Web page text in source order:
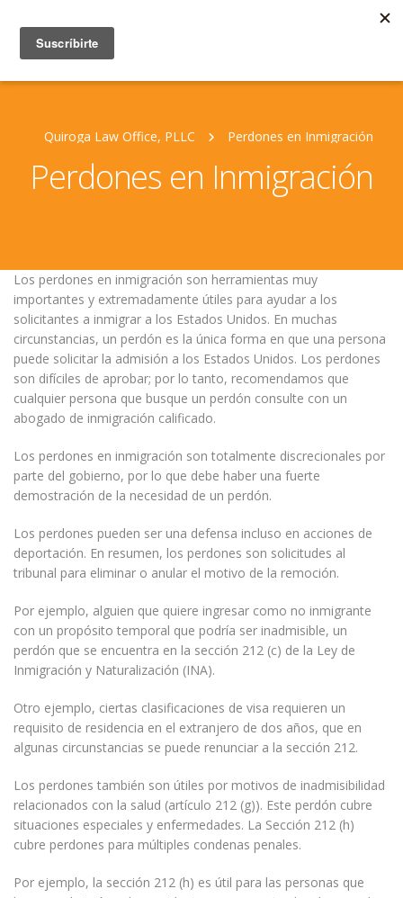
Quiroga Law Office, PLLC Perdones en Inmigración
Perdones en Inmigración
Los perdones en inmigración son herramientas muy
importantes y extremadamente útiles para ayudar a los
solicitantes a inmigrar a los Estados Unidos. En muchas
circunstancias, un perdón es la única forma en que una persona
puede solicitar la admisión a los Estados Unidos. Los perdones
son difíciles de aprobar; por lo tanto, recomendamos que
cualquier persona que busque un perdón consulte con un
abogado de inmigración calificado.
Los perdones en inmigración son totalmente discrecionales por
parte del gobierno, por lo que debe haber una fuerte
demostración de la necesidad de un perdón.
Los perdones pueden ser una defensa incluso en acciones de
deportación. En resumen, los perdones son solicitudes al
tribunal para eliminar o anular el motivo de la remoción.
Por ejemplo, alguien que quiere ingresar como no inmigrante
con un propósito temporal que podría ser inadmisible, un
perdón que se encuentra en la sección 212 (c) de la Ley de
Inmigración y Naturalización (INA).
Otro ejemplo, ciertas clasificaciones de visa requieren un
requisito de residencia en el extranjero de dos años, que en
algunas circunstancias se puede renunciar a la sección 212.
Los perdones también son útiles por motivos de inadmisibilidad
relacionados con la salud (artículo 212 (g)). Este perdón cubre
situaciones especiales y enfermedades. La Sección 212 (h)
cubre perdones para múltiples condenas penales.
Por ejemplo, la sección 212 (h) es útil para las personas que